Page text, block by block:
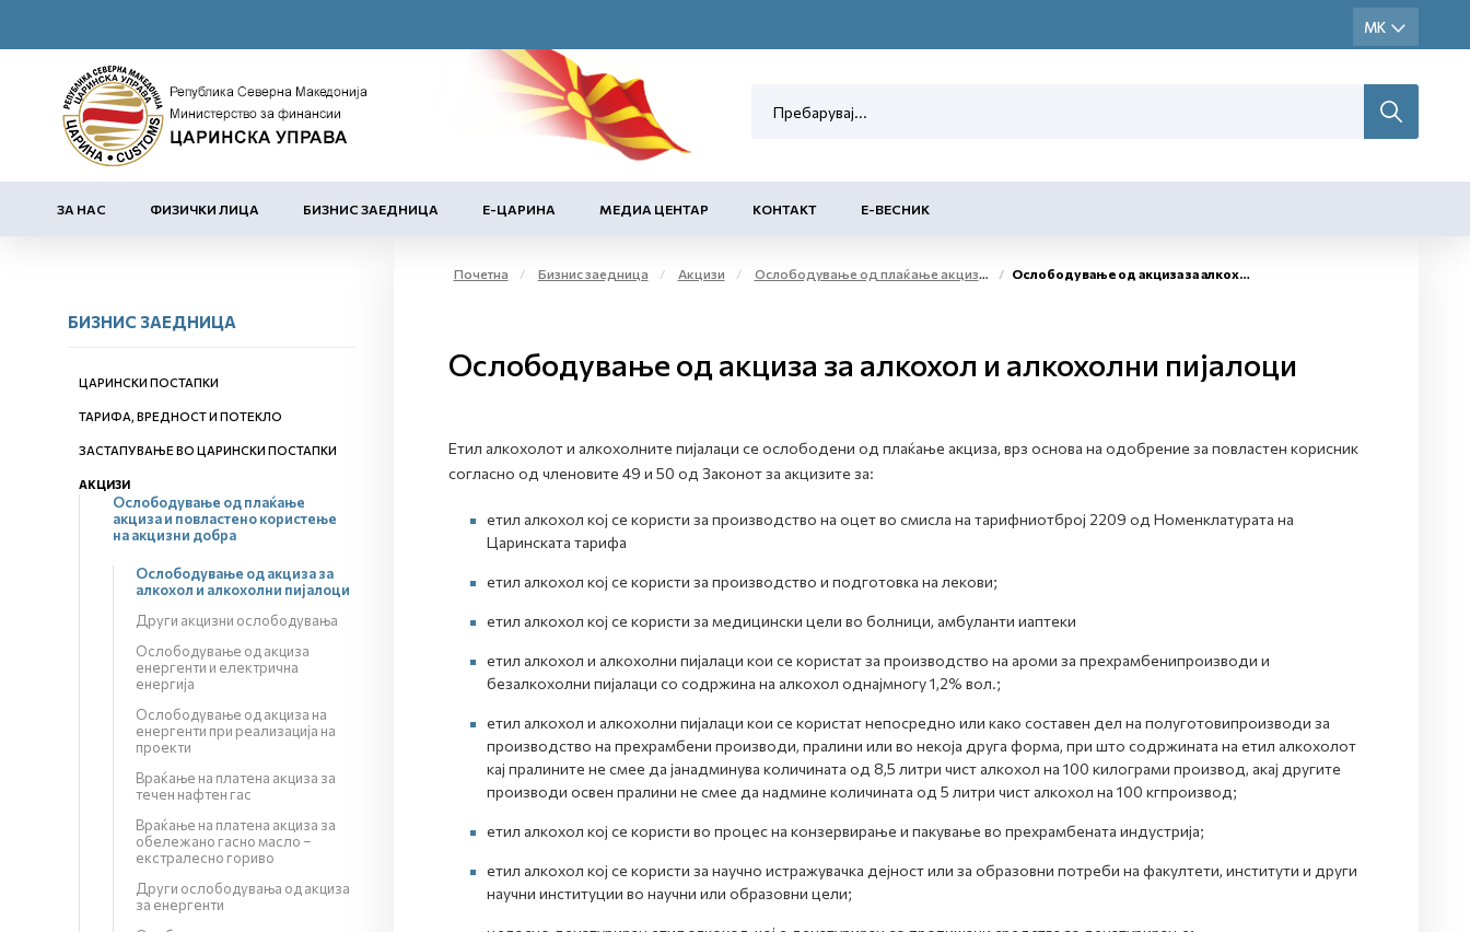
ЗА НАС ФИЗИЧКИ ЛИЦА БИЗНИС ЗАЕДНИЦА Е-ЦАРИНА МЕДИА ЦЕНТАР КОНТАКТ Е-ВЕСНИК
БИЗНИС ЗАЕДНИЦА
ЦАРИНСКИ ПОСТАПКИ
ТАРИФА, ВРЕДНОСТ И ПОТЕКЛО
ЗАСТАПУВАЊЕ ВО ЦАРИНСКИ ПОСТАПКИ
АКЦИЗИ
Ослободување од плаќање
акциза и повластено користење
на акцизни добра
Ослободување од акциза за
алкохол и алкохолни пијалоци
Други акцизни ослободувања
Ослободување од акциза
енергенти и електрична
енергија
Ослободување од акциза на
енергенти при реализација на
проекти
Враќање на платена акциза за
течен нафтен гас
Враќање на платена акциза за
обележано гасно масло –
екстралесно гориво
Други ослободувања од акциза
за енергенти
Почетна Бизнис заедница Акцизи Ослободување од плаќање акциза и повластено користење на акцизни добра Ослободување од акциза за алкохол и алкохолни пијалоци
Ослободување од акциза за алкохол и алкохолни пијалоци
Етил алкохолот и алкохолните пијалаци се ослободени од плаќање акциза, врз основа на одобрение за повластен корисник
согласно од членовите 49 и 50 од Законот за акцизите за:
етил алкохол кој се користи за производство на оцет во смисла на тарифниотброј 2209 од Номенклатурата на
Царинската тарифа
етил алкохол кој се користи за производство и подготовка на лекови;
етил алкохол кој се користи за медицински цели во болници, амбуланти иаптеки
етил алкохол и алкохолни пијалаци кои се користат за производство на ароми за прехрамбенипроизводи и
безалкохолни пијалаци со содржина на алкохол однајмногу 1,2% вол.;
етил алкохол и алкохолни пијалаци кои се користат непосредно или како составен дел на полуготовипроизводи за
производство на прехрамбени производи, пралини или во некоја друга форма, при што содржината на етил алкохолот
кај пралините не смее да јанадминува количината од 8,5 литри чист алкохол на 100 килограми производ, акај другите
производи освен пралини не смее да надмине количината од 5 литри чист алкохол на 100 кгпроизвод;
етил алкохол кој се користи во процес на конзервирање и пакување во прехрамбената индустрија;
етил алкохол кој се користи за научно истражувачка дејност или за образовни потреби на факултети, институти и други
научни институции во научни или образовни цели;